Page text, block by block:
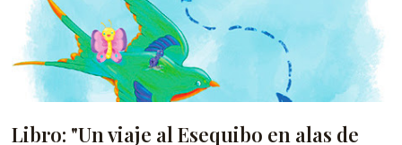
Libro: "Un viaje al Esequibo en alas de